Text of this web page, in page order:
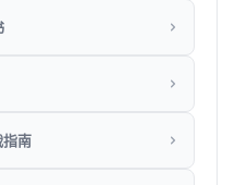
南